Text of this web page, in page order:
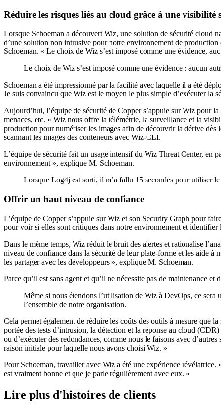
Réduire les risques liés au cloud grâce à une visibilité
Lorsque Schoeman a découvert Wiz, une solution de sécurité cloud
d’une solution non intrusive pour notre environnement de production
Schoeman. « Le choix de Wiz s’est imposé comme une évidence,
Le choix de Wiz s’est imposé comme une évidence : aucun
Schoeman a été impressionné par la facilité avec laquelle il a été
Je suis convaincu que Wiz est le moyen le plus simple d’exécuter la
Aujourd’hui, l’équipe de sécurité de Copper s’appuie sur Wiz pour
menaces, etc. « Wiz nous offre la télémétrie, la surveillance et la
production pour numériser les images afin de découvrir la dérive
scannant les images des conteneurs avec Wiz-CLI.
L’équipe de sécurité fait un usage intensif du Wiz Threat Center, en
environnement », explique M. Schoeman.
Lorsque Log4j est sorti, il m’a fallu 15 secondes pour utiliser
Offrir un haut niveau de confiance
L’équipe de Copper s’appuie sur Wiz et son Security Graph pour
pour voir si elles sont critiques dans notre environnement et
Dans le même temps, Wiz réduit le bruit des alertes et rationalise
niveau de confiance dans la sécurité de leur plate-forme et les aide
les partager avec les développeurs », explique M. Schoeman.
Parce qu’il est sans agent et qu’il ne nécessite pas de maintenance
Même si nous étendons l’utilisation de Wiz à DevOps, ce
l’ensemble de notre organisation.
Cela permet également de réduire les coûts des outils à mesure que
portée des tests d’intrusion, la détection et la réponse au cloud
ou d’exécuter des redondances, comme nous le faisons avec
raison initiale pour laquelle nous avons choisi Wiz. »
Pour Schoeman, travailler avec Wiz a été une expérience révélatrice.
est vraiment bonne et que je parle régulièrement avec eux. »
Lire plus d'histoires de clients